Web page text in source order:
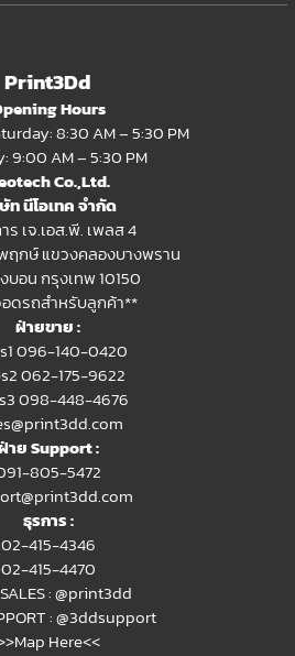
Print3Dd
Hours
8:30 AM – 5:30 PM
9:00 AM – 5:30 PM
Co.,Ltd.
ท นีโอเทค จำกัด
ร เจ.เอส.พี. เพลส 4
กษ์ แขวงคลองบางพราน
บอน กรุงเทพ 10150
ดรถสำหรับลูกค้า**
ฝ่ายขาย :
096-140-0420
062-175-9622
098-448-4676
าย Support :
805-5472
ธุรการ :
02-415-4346
02-415-4470
:@print3dd
:@3ddsupport
Here<<